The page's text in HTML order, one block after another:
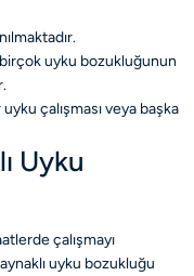
birçok uyku bozukluğunun
çalışması veya başka
Uyku
çalışmayı
uyku bozukluğu